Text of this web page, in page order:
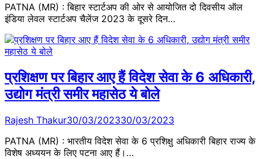
PATNA (MR) : बिहार स्टार्टअप की ओर से आयोजित दो दिवसीय ऑल
इंडिया लेवल स्टार्टअप चैलेंज 2023 के दूसरे दिन…
प्रशिक्षण पर बिहार आए हैं विदेश सेवा के 6 अधिकारी,
उद्योग मंत्री समीर महासेठ ये बोले
Rajesh Thakur30/03/202330/03/2023
PATNA (MR) : भारतीय विदेश सेवा के 6 प्रशिक्षु अधिकारी बिहार राज्य के
विशेष अध्ययन के लिए पटना आए हैं।…